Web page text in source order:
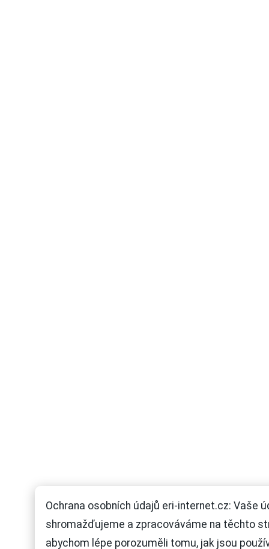
Ochrana osobních údajů eri-internet.cz: Vaše
shromažďujeme a zpracováváme na těchto
abychom lépe porozuměli tomu, jak jsou